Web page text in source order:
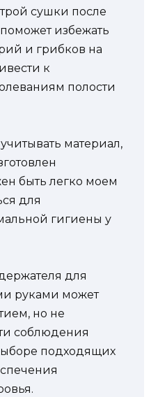
сушки после
избежать
и грибков на
к
полости
материал,
быть легко моем
для
гигиены у
для
руками может
но не
соблюдения
подходящих